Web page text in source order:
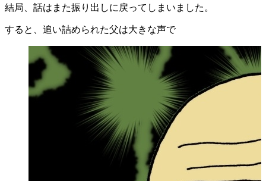
結局、話はまた振り出しに戻ってしまいました。
すると、追い詰められた父は大きな声で